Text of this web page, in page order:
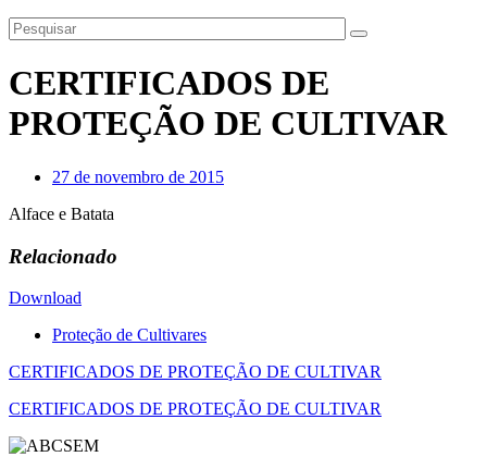
CERTIFICADOS DE
PROTEÇÃO DE CULTIVAR
27 de novembro de 2015
Alface e Batata
Relacionado
Download
Proteção de Cultivares
Navegação
de
Post
CERTIFICADOS DE PROTEÇÃO DE CULTIVAR
CERTIFICADOS DE PROTEÇÃO DE CULTIVAR